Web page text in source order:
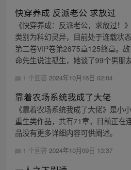
快穿养成 反派老公 求放过
《快穿养成：反派老公，求放过！
类别为科幻灵异，目前处于连载状
第二卷VIP卷第2675章125终章。
命先生说注孤生，她谈了99个男朋
1 个回答 2024年10月16日 02:04
靠着农场系统我成了大佬
《靠着农场系统我成了大佬》是小
重生类作品，共有71章，目前正在
品没有更多详细内容可供阐述。
1 个回答 2024年10月09日 13:37